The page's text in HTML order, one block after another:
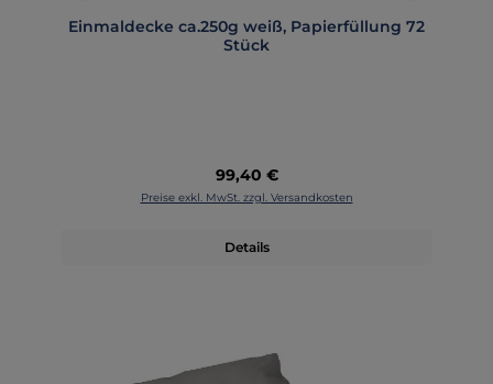
Einmaldecke ca.250g weiß, Papierfüllung 72
Stück
Regulärer Preis:
99,40 €
Preise exkl. MwSt. zzgl. Versandkosten
Details